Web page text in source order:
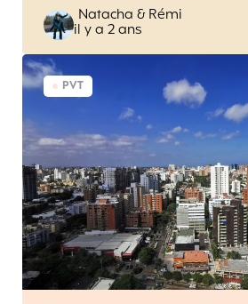
Posted
by
Natacha & Rémi
il y a 2 ans
PVT